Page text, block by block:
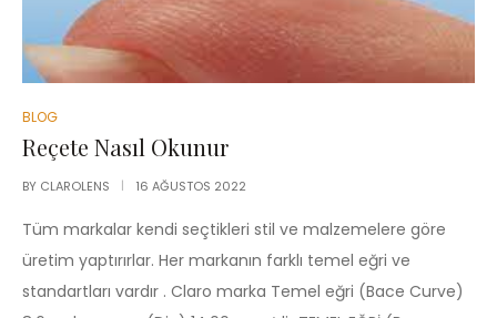
BLOG
Reçete Nasıl Okunur
BY CLAROLENS 16 AĞUSTOS 2022
Tüm markalar kendi seçtikleri stil ve malzemelere göre
üretim yaptırırlar. Her markanın farklı temel eğri ve
standartları vardır . Claro marka Temel eğri (Bace Curve)